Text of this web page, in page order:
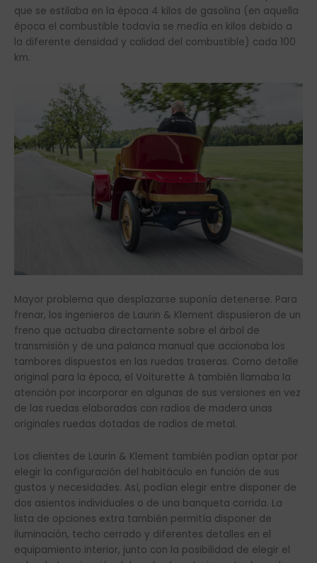
que se estilaba en la época 4 kilos de gasolina (en aquella
época el combustible todavía se medía en kilos debido a
la diferente densidad y calidad del combustible) cada 100
km.
Mayor problema que desplazarse suponía detenerse. Para
frenar, los ingenieros de Laurin & Klement dispusieron de un
freno que actuaba directamente sobre el árbol de
transmisión y de una palanca manual que accionaba los
tambores dispuestos en las ruedas traseras. Como detalle
original para la época, el Voiturette A también llamaba la
atención por incorporar en algunas de sus versiones en vez
de las ruedas elaboradas con radios de madera unas
originales ruedas dotadas de radios de metal.
Los clientes de Laurin & Klement también podían optar por
elegir la configuración del habitáculo en función de sus
gustos y necesidades. Así, podían elegir entre disponer de
dos asientos individuales o de una banqueta corrida. La
lista de opciones extra también permitía disponer de
iluminación, techo cerrado y diferentes detalles en el
equipamiento interior, junto con la posibilidad de elegir el